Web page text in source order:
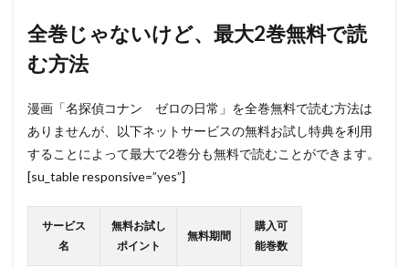
全巻じゃないけど、最大2巻無料で読
む方法
漫画「名探偵コナン ゼロの日常」を全巻無料で読む方法は
ありませんが、以下ネットサービスの無料お試し特典を利用
することによって最大で2巻分も無料で読むことができます。
[su_table responsive=”yes”]
サービス
名
無料お試し
ポイント
無料期間
購入可
能巻数